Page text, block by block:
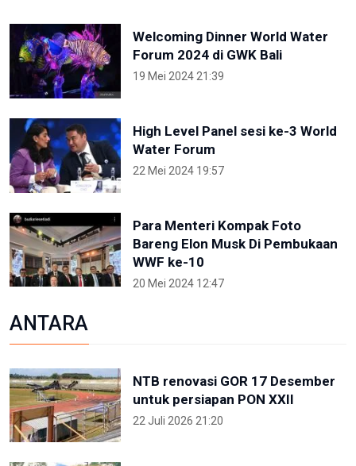
Welcoming Dinner World Water
Forum 2024 di GWK Bali
19 Mei 2024 21:39
High Level Panel sesi ke-3 World
Water Forum
22 Mei 2024 19:57
Para Menteri Kompak Foto
Bareng Elon Musk Di Pembukaan
WWF ke-10
20 Mei 2024 12:47
ANTARA
NTB renovasi GOR 17 Desember
untuk persiapan PON XXII
22 Juli 2026 21:20